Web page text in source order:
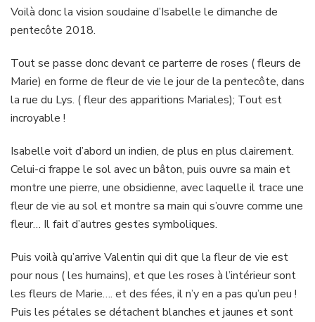
Voilà donc la vision soudaine d’Isabelle le dimanche de
pentecôte 2018.
Tout se passe donc devant ce parterre de roses ( fleurs de
Marie) en forme de fleur de vie le jour de la pentecôte, dans
la rue du Lys. ( fleur des apparitions Mariales); Tout est
incroyable !
Isabelle voit d’abord un indien, de plus en plus clairement.
Celui-ci frappe le sol avec un bâton, puis ouvre sa main et
montre une pierre, une obsidienne, avec laquelle il trace une
fleur de vie au sol et montre sa main qui s’ouvre comme une
fleur… Il fait d’autres gestes symboliques.
Puis voilà qu’arrive Valentin qui dit que la fleur de vie est
pour nous ( les humains), et que les roses à l’intérieur sont
les fleurs de Marie…. et des fées, il n’y en a pas qu’un peu !
Puis les pétales se détachent blanches et jaunes et sont